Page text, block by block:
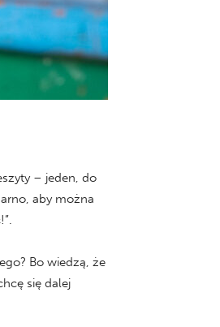
– jeden, do
aby można
Bo wiedzą, że
się dalej